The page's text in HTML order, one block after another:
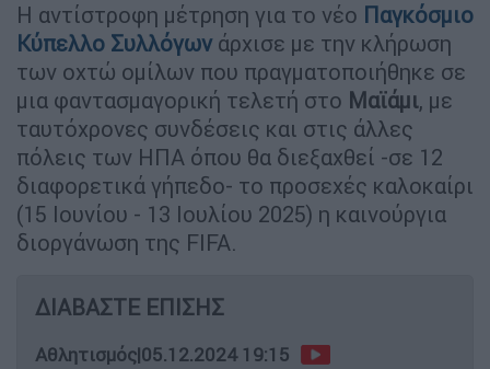
Η αντίστροφη μέτρηση για το νέο Παγκόσμιο
Κύπελλο Συλλόγωνάρχισε με την κλήρωση
των οχτώ ομίλων που πραγματοποιήθηκε σε
μια φαντασμαγορική τελετή στο Μαϊάμι, με
ταυτόχρονες συνδέσεις και στις άλλες
πόλεις των ΗΠΑ όπου θα διεξαχθεί -σε 12
διαφορετικά γήπεδο- το προσεχές καλοκαίρι
(15 Ιουνίου - 13 Ιουλίου 2025) η καινούργια
διοργάνωση της FIFA.
ΔΙΑΒΑΣΤΕ ΕΠΙΣΗΣ
Αθλητισμός|05.12.2024 19:15